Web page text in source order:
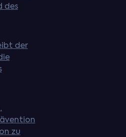
des
6
wie
der
auch
zu